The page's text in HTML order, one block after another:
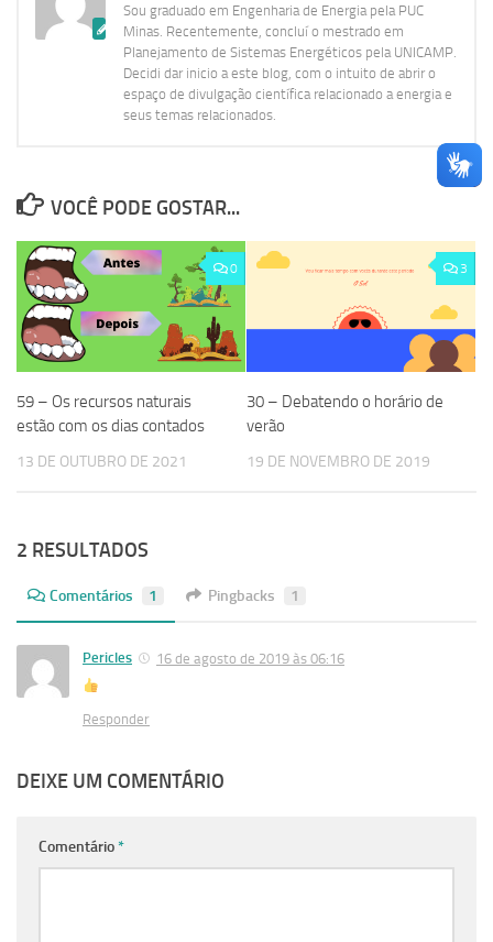
Sou graduado em Engenharia de Energia pela PUC
Minas. Recentemente, concluí o mestrado em
Planejamento de Sistemas Energéticos pela UNICAMP.
Decidi dar inicio a este blog, com o intuito de abrir o
espaço de divulgação científica relacionado a energia e
seus temas relacionados.
VOCÊ PODE GOSTAR...
0
59 – Os recursos naturais
estão com os dias contados
13 DE OUTUBRO DE 2021
3
30 – Debatendo o horário de
verão
19 DE NOVEMBRO DE 2019
2 RESULTADOS
Comentários 1 Pingbacks 1
Pericles 16 de agosto de 2019 às 06:16
Responder
DEIXE UM COMENTÁRIO
Comentário*